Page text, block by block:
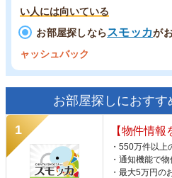
い人には向いている
お部屋探しならスモッカが
ャッシュバック
お部屋探しにおすす
【物件情報
・550万件以上
・通知機能で
・最大5万円の